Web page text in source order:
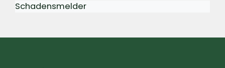
Schadensmelder